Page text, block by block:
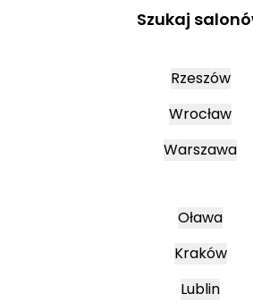
Szukaj
Rzeszów
Wrocław
Warszawa
Oława
Kraków
Lublin